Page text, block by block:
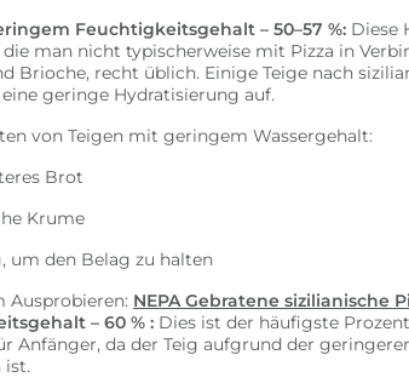
Feuchtigkeitsgehalt – 50–57 %: Diese
die man nicht typischerweise mit Pizza in
Brioche, recht üblich. Einige Teige nach
geringe Hydratisierung auf.
von Teigen mit geringem Wassergehalt:
Brot
Krume
um den Belag zu halten
Ausprobieren: NEPA Gebratene sizilianische
– 60 % : Dies ist der häufigste
Anfänger, da der Teig aufgrund der
ist.